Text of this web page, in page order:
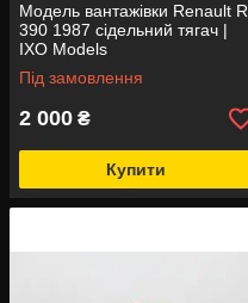
Модель вантажівки Renault R
390 1987 сідельний тягач |
IXO Models
Під замовлення
2 000 ₴
Купити